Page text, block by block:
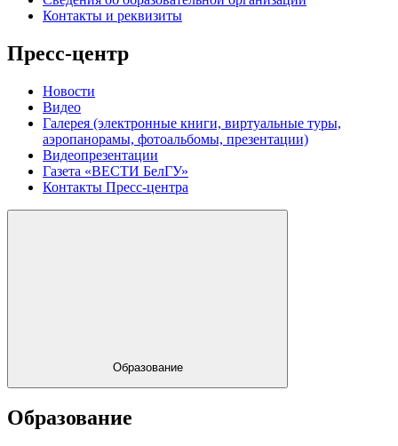
Контакты и реквизиты
Пресс-центр
Новости
Видео
Галерея (электронные книги, виртуальные туры,
аэропанорамы, фотоальбомы, презентации)
Видеопрезентации
Газета «ВЕСТИ БелГУ»
Контакты Пресс-центра
Образование
Образование